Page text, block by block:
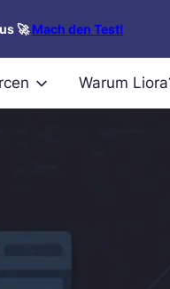
🚀Mach den Test!
Warum